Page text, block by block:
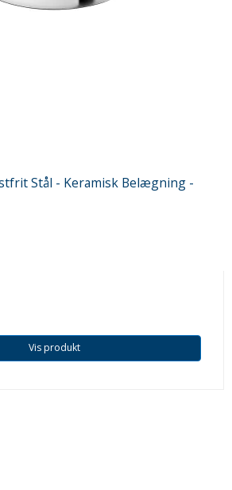
Stål - Keramisk Belægning -
Vis produkt